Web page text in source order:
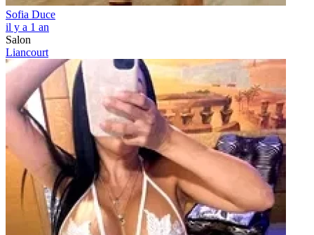
Sofia Duce
il y a 1 an
Salon
Liancourt